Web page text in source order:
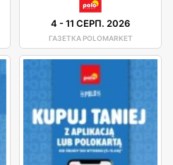
4 -11 СЕРП. 2026
ГАЗЕТКА POLOMARKET